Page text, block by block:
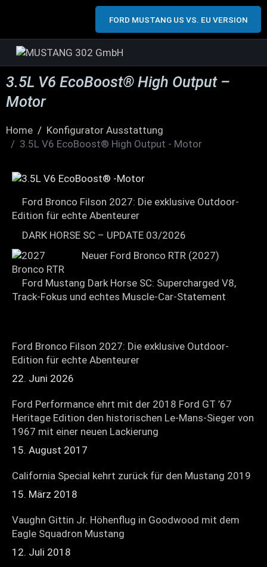
FORD MUSTANG US VS. EU VERSION
3.5L V6 EcoBoost® High Output –
Motor
Home
Konfigurator Ausstattung
3.5L V6 EcoBoost® High Output - Motor
Ford Bronco Filson 2027: Die exklusive Outdoor-
Edition für echte Abenteurer
DARK HORSE SC – UPDATE 03/2026
Neuer Ford Bronco RTR (2027)
Ford Mustang Dark Horse SC: Supercharged V8,
Track-Fokus und echtes Muscle-Car-Statement
Ford Bronco Filson 2027: Die exklusive Outdoor-
Edition für echte Abenteurer
22. Juni 2026
Ford Performance ehrt mit der 2018 Ford GT ’67
Heritage Edition den historischen Le-Mans-Sieger von
1967 mit einer neuen Lackierung
15. August 2017
California Special kehrt zurück für den Mustang 2019
15. März 2018
Vaughn Gittin Jr. Höhenflug in Goodwood mit dem
Eagle Squadron Mustang
12. Juli 2018